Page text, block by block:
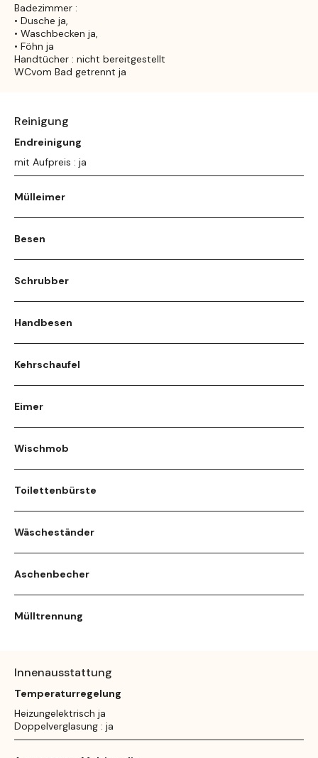
Badezimmer :
• Dusche ja,
• Waschbecken ja,
• Föhn ja
Handtücher : nicht bereitgestellt
WCvom Bad getrennt ja
Reinigung
Endreinigung
mit Aufpreis : ja
Mülleimer
Besen
Schrubber
Handbesen
Kehrschaufel
Eimer
Wischmob
Toilettenbürste
Wäscheständer
Aschenbecher
Mülltrennung
Innenausstattung
Temperaturregelung
Heizungelektrisch ja
Doppelverglasung : ja